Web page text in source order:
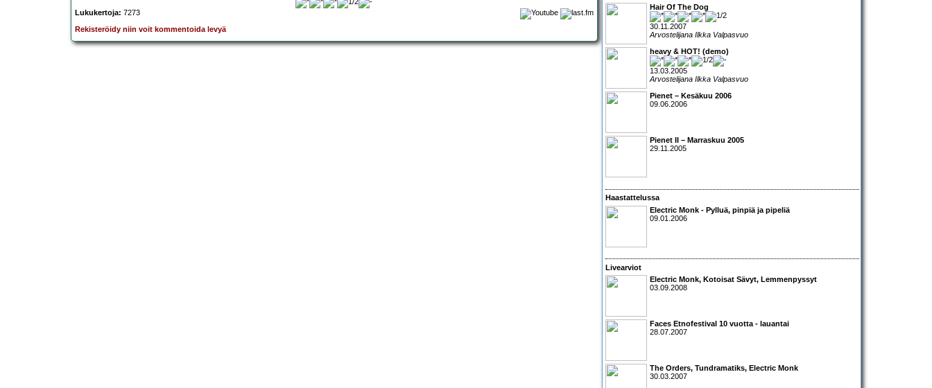
Lukukertoja: 7273
Rekisteröidy niin voit kommentoida levyä
Hair Of The Dog
30.11.2007
Arvostelijana Ilkka Valpasvuo
heavy & HOT! (demo)
13.03.2005
Arvostelijana Ilkka Valpasvuo
Pienet – Kesäkuu 2006
09.06.2006
Pienet II – Marraskuu 2005
29.11.2005
Haastattelussa
Electric Monk - Pylluä, pinpiä ja pipeliä
09.01.2006
Livearviot
Electric Monk, Kotoisat Sävyt, Lemmenpyssyt
03.09.2008
Faces Etnofestival 10 vuotta - lauantai
28.07.2007
The Orders, Tundramatiks, Electric Monk
30.03.2007